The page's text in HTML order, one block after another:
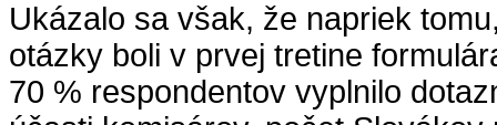
Ukázalo sa však, že napriek
otázky boli v prvej tretine
70 % respondentov vyplnilo